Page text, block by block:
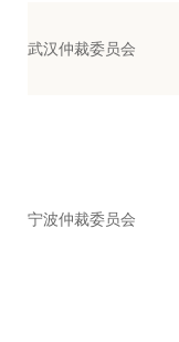
武汉仲裁委员会
宁波仲裁委员会